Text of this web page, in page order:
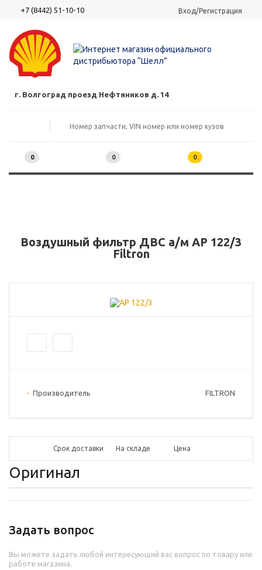
+7 (8442) 51-10-10 Вход/Регистрация
г. Волгоград проезд Нефтяников д. 14
0 0 0
Воздушный фильтр ДВС а/м AP 122/3
Filtron
Производитель FILTRON
Срок доставки На складе Цена
Оригинал
Задать вопрос
Вы можете задать любой интересующий вас вопрос по товару или
работе магазина.